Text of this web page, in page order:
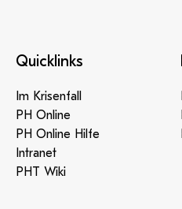
Quicklinks
Im Krisenfall
PH Online
PH Online Hilfe
Intranet
PHT Wiki